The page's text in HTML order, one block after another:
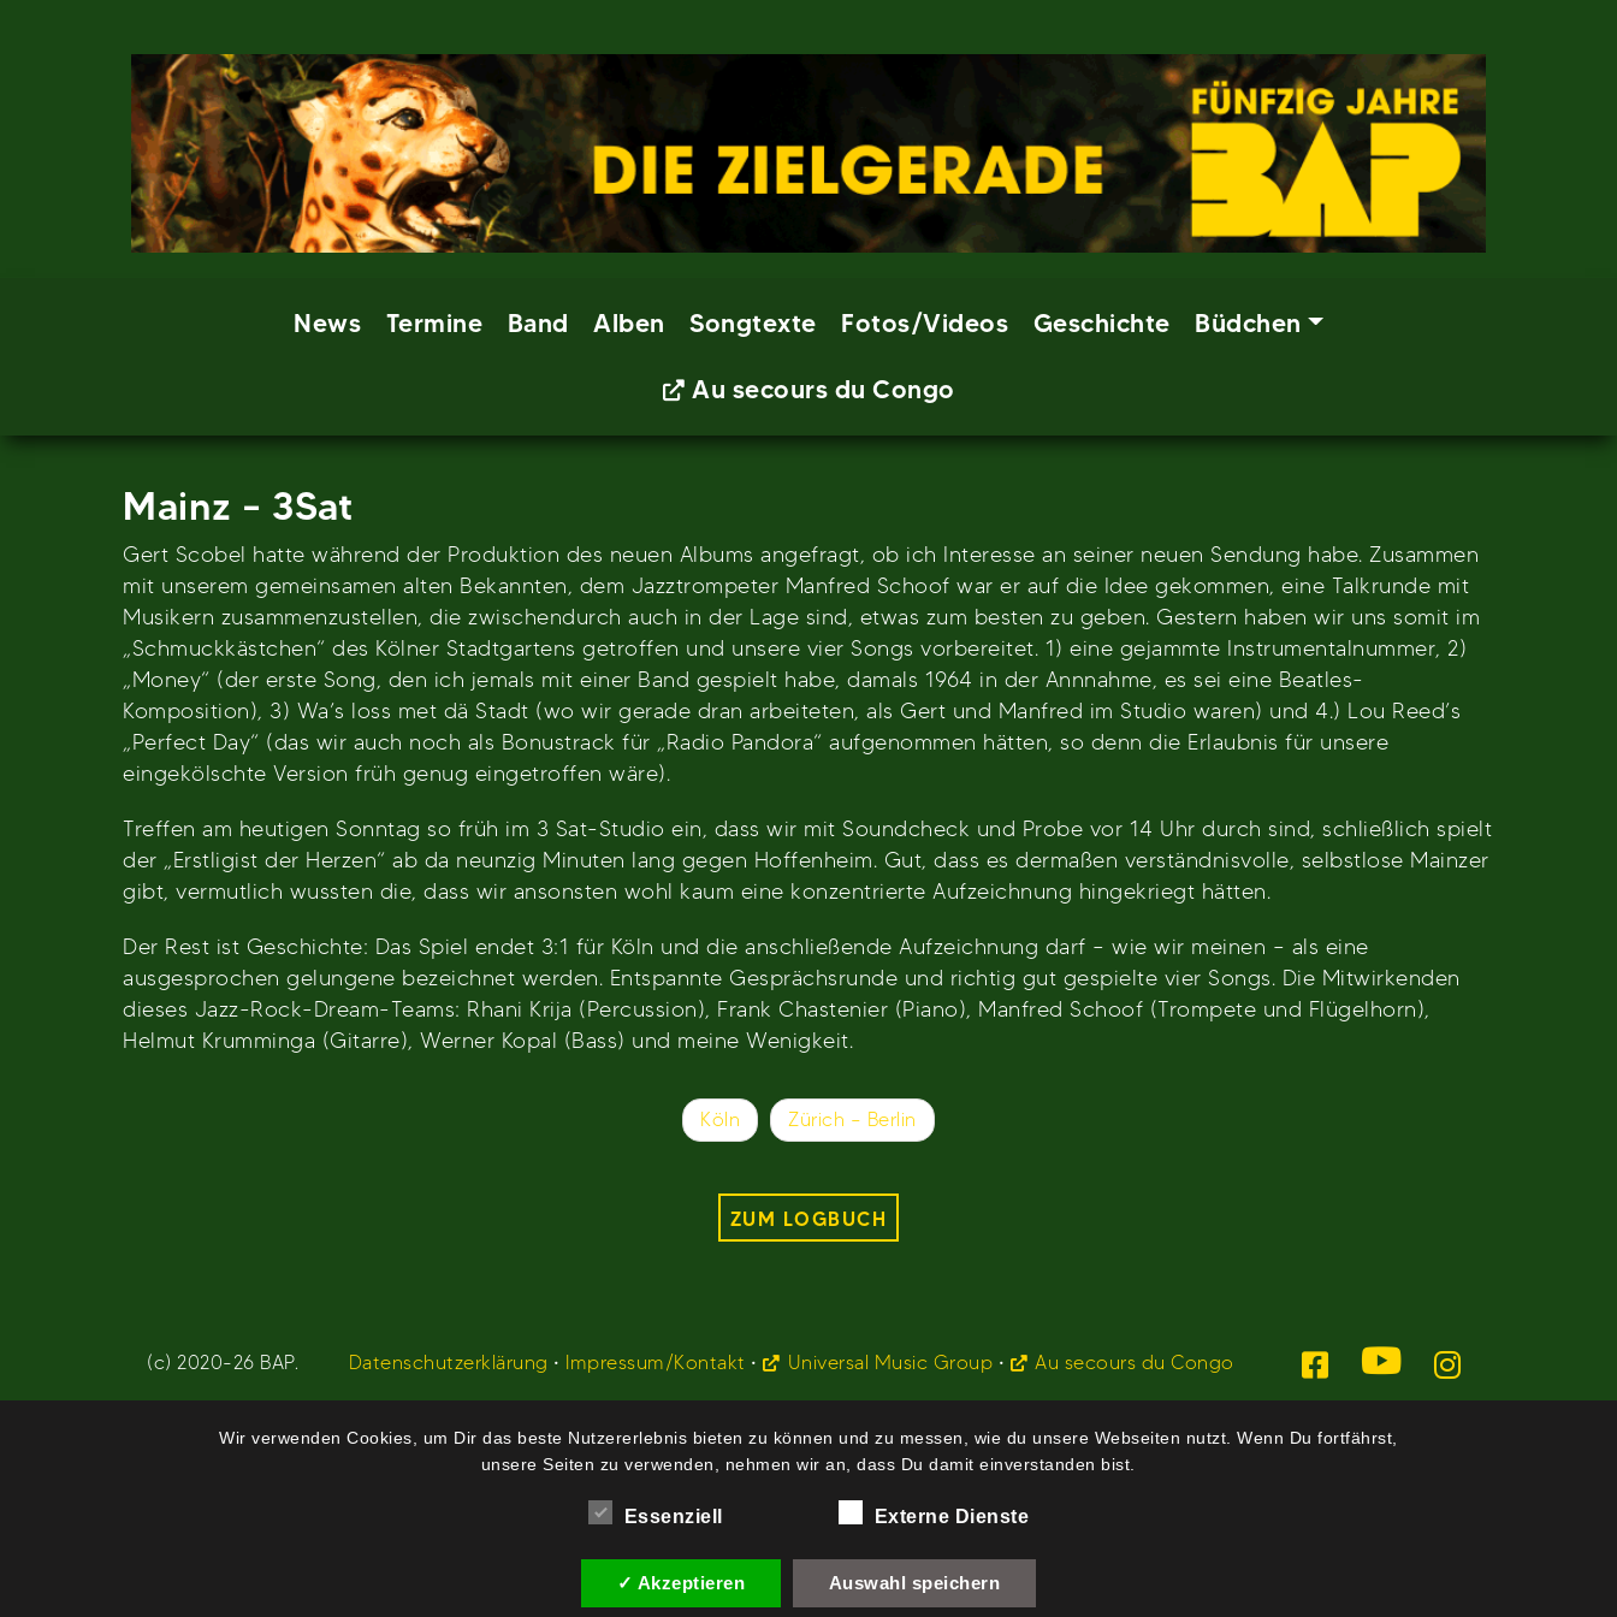
News Termine Band Alben Songtexte Fotos/Videos Geschichte Büdchen
Au secours du Congo
Mainz – 3Sat
Gert Scobel hatte während der Produktion des neuen Albums angefragt, ob ich Interesse an seiner neuen Sendung habe. Zusammen
mit unserem gemeinsamen alten Bekannten, dem Jazztrompeter Manfred Schoof war er auf die Idee gekommen, eine Talkrunde mit
Musikern zusammenzustellen, die zwischendurch auch in der Lage sind, etwas zum besten zu geben. Gestern haben wir uns somit im
„Schmuckkästchen“ des Kölner Stadtgartens getroffen und unsere vier Songs vorbereitet. 1) eine gejammte Instrumentalnummer, 2)
„Money“ (der erste Song, den ich jemals mit einer Band gespielt habe, damals 1964 in der Annnahme, es sei eine Beatles-
Komposition), 3) Wa’s loss met dä Stadt (wo wir gerade dran arbeiteten, als Gert und Manfred im Studio waren) und 4.) Lou Reed’s
„Perfect Day“ (das wir auch noch als Bonustrack für „Radio Pandora“ aufgenommen hätten, so denn die Erlaubnis für unsere
eingekölschte Version früh genug eingetroffen wäre).
Treffen am heutigen Sonntag so früh im 3 Sat-Studio ein, dass wir mit Soundcheck und Probe vor 14 Uhr durch sind, schließlich spielt
der „Erstligist der Herzen“ ab da neunzig Minuten lang gegen Hoffenheim. Gut, dass es dermaßen verständnisvolle, selbstlose Mainzer
gibt, vermutlich wussten die, dass wir ansonsten wohl kaum eine konzentrierte Aufzeichnung hingekriegt hätten.
Der Rest ist Geschichte: Das Spiel endet 3:1 für Köln und die anschließende Aufzeichnung darf – wie wir meinen – als eine
ausgesprochen gelungene bezeichnet werden. Entspannte Gesprächsrunde und richtig gut gespielte vier Songs. Die Mitwirkenden
dieses Jazz-Rock-Dream-Teams: Rhani Krija (Percussion), Frank Chastenier (Piano), Manfred Schoof (Trompete und Flügelhorn),
Helmut Krumminga (Gitarre), Werner Kopal (Bass) und meine Wenigkeit.
Köln Zürich – Berlin
ZUM LOGBUCH
(c) 2020-26 BAP. Datenschutzerklärung • Impressum/Kontakt • Universal Music Group • Au secours du Congo
Wir verwenden Cookies, um Dir das beste Nutzererlebnis bieten zu können und zu messen, wie du unsere Webseiten nutzt. Wenn Du fortfährst,
unsere Seiten zu verwenden, nehmen wir an, dass Du damit einverstanden bist.
Essenziell Externe Dienste
✓ Akzeptieren Auswahl speichern